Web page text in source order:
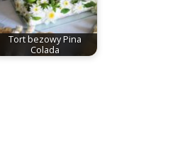
Tort bezowy Pina
Colada